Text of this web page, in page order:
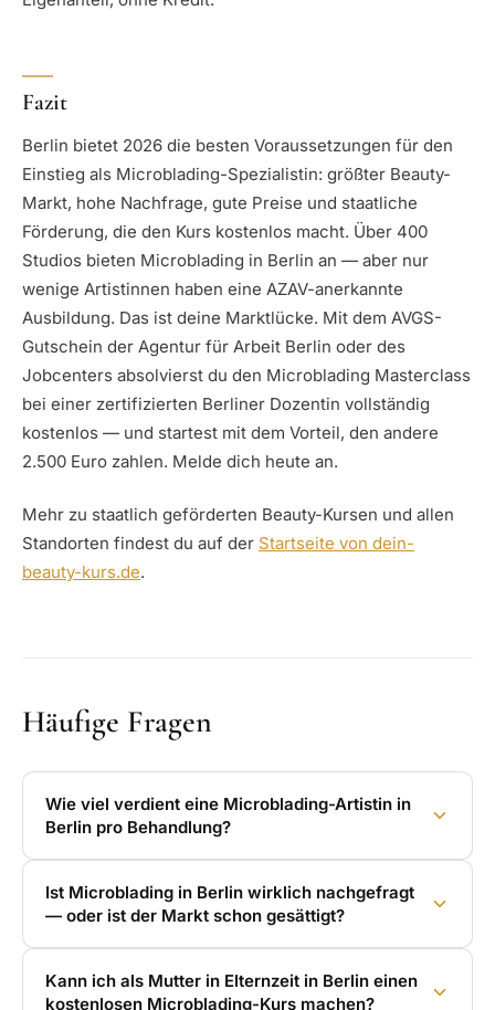
Fazit
Berlin bietet 2026 die besten Voraussetzungen für den
Einstieg als Microblading-Spezialistin: größter Beauty-
Markt, hohe Nachfrage, gute Preise und staatliche
Förderung, die den Kurs kostenlos macht. Über 400
Studios bieten Microblading in Berlin an — aber nur
wenige Artistinnen haben eine AZAV-anerkannte
Ausbildung. Das ist deine Marktlücke. Mit dem AVGS-
Gutschein der Agentur für Arbeit Berlin oder des
Jobcenters absolvierst du den Microblading Masterclass
bei einer zertifizierten Berliner Dozentin vollständig
kostenlos — und startest mit dem Vorteil, den andere
2.500 Euro zahlen. Melde dich heute an.
Mehr zu staatlich geförderten Beauty-Kursen und allen
Standorten findest du auf der Startseite von dein-
beauty-kurs.de.
Häufige Fragen
Wie viel verdient eine Microblading-Artistin in
Berlin pro Behandlung?
Ist Microblading in Berlin wirklich nachgefragt
— oder ist der Markt schon gesättigt?
Kann ich als Mutter in Elternzeit in Berlin einen
kostenlosen Microblading-Kurs machen?